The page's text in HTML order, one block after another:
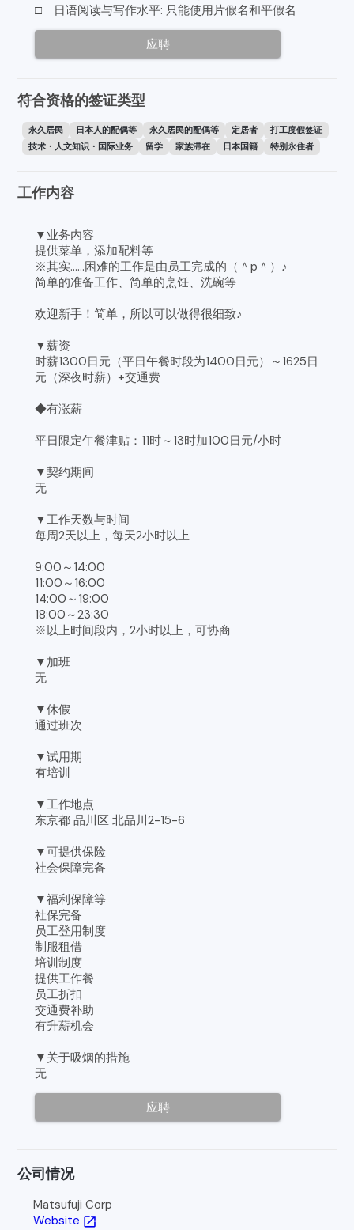
□ 日语阅读与写作水平: 只能使用片假名和平假名
应聘
符合资格的签证类型
永久居民 日本人的配偶等 永久居民的配偶等 定居者
打工度假签证
技术・人文知识・国际业务
留学 家族滞在 日本国籍 特别永住者
工作内容
▼业务内容
提供菜单，添加配料等
※其实......困难的工作是由员工完成的（＾p＾）♪
简单的准备工作、简单的烹饪、洗碗等
欢迎新手！简单，所以可以做得很细致♪
▼薪资
时薪1300日元（平日午餐时段为1400日元）～1625日
元（深夜时薪）+交通费
◆有涨薪
平日限定午餐津贴：11时～13时加100日元/小时
▼契约期间
无
▼工作天数与时间
每周2天以上，每天2小时以上
9:00～14:00
11:00～16:00
14:00～19:00
18:00～23:30
※以上时间段内，2小时以上，可协商
▼加班
无
▼休假
通过班次
▼试用期
有培训
▼工作地点
东京都 品川区 北品川2-15-6
▼可提供保险
社会保障完备
▼福利保障等
社保完备
员工登用制度
制服租借
培训制度
提供工作餐
员工折扣
交通费补助
有升薪机会
▼关于吸烟的措施
无
应聘
公司情况
Matsufuji Corp
Website open_in_new